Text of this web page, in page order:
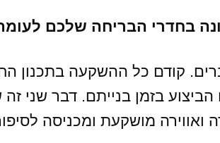
בחדרי הבריחה שלכם
קודם כל ההשקעה בתכנון
הביצוע בזמן בנייתם. דבר שני
ואווירה מושקעת ומכניסה